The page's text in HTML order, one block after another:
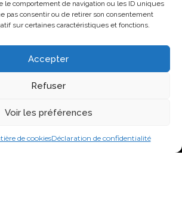
le comportement de navigation ou les ID uniques
pas consentir ou de retirer son consentement
sur certaines caractéristiques et fonctions.
Accepter
Refuser
Voir les préférences
de cookiesDéclaration de confidentialité
pour son initiative
collectives
nouvelle façon de faire : Groupe Nutri
de son usine de
Lambert-de-Lauzon